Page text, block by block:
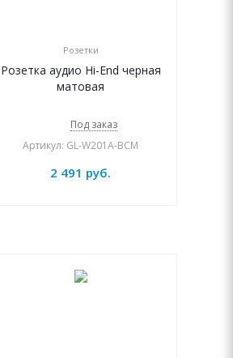
Розетки
Розетка аудио Hi-End черная
матовая
Под заказ
Артикул: GL-W201A-BCM
2 491 руб.